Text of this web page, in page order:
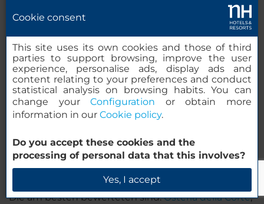
anbieten, sowie Genossenschaften, die sich für den
Erhalt von Meereslebewesen einsetzen und gute
Fischereipraktiken fördern. Viele Restaurants in La
Spezia haben damit begonnen, einen
Gemüsegarten anzulegen, um natürliche und
frische Produkte anbieten zu können.
Welche sind die von Einheimischen
und Touristen am besten bewerteten
Restaurants in La Spezia?
La Spezia bietet unzählige gute Restaurants.
Restaurants, die Gerichte aus frischen Zutaten
servieren, sowie jene, die Meeresfrüchte- und
Fischgerichte anbieten, sind in der Regel beliebt.
Die am besten bewerteten sind:Osteria della Corte,
Cookie consent
This site uses its own cookies and those of third
parties to support browsing, improve the user
experience, personalise ads, display ads and
content relating to your preferences and conduct
statistical analysis on browsing habits. You can
change yourConfiguration or obtain more
information in our Cookie policy.
Do you accept these cookies and the
processing of personal data that this involves?
Yes, I accept